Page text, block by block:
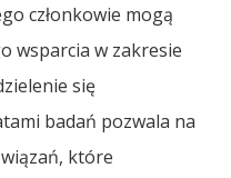
członkowie mogą
wsparcia w zakresie
się
badań pozwala na
które